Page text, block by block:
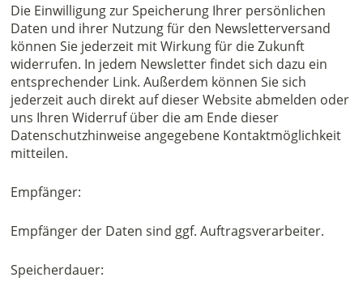
Die Einwilligung zur Speicherung Ihrer persönlichen
Daten und ihrer Nutzung für den Newsletterversand
können Sie jederzeit mit Wirkung für die Zukunft
widerrufen. In jedem Newsletter findet sich dazu ein
entsprechender Link. Außerdem können Sie sich
jederzeit auch direkt auf dieser Website abmelden oder
uns Ihren Widerruf über die am Ende dieser
Datenschutzhinweise angegebene Kontaktmöglichkeit
mitteilen.
Empfänger:
Empfänger der Daten sind ggf. Auftragsverarbeiter.
Speicherdauer: